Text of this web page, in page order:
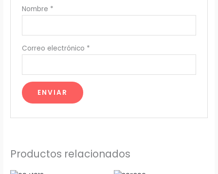
Nombre *
Correo electrónico *
Productos relacionados